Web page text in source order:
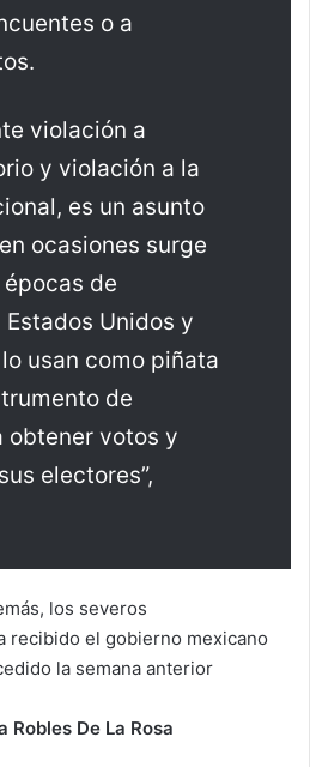
o a
violación a
y violación a la
es un asunto
ocasiones surge
de
Unidos y
usan como piñata
de
obtener votos y
electores”,
los severos
recibido el gobierno mexicano
la semana anterior
De La Rosa